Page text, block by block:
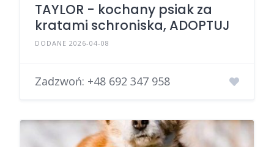
TAYLOR - kochany psiak za
kratami schroniska, ADOPTUJ
DODANE 2026-04-08
Zadzwoń: +48 692 347 958